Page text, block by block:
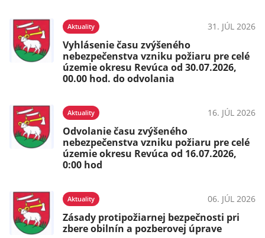
Aktuality 31. JÚL 2026
Vyhlásenie času zvýšeného
nebezpečenstva vzniku požiaru pre celé
územie okresu Revúca od 30.07.2026,
00.00 hod. do odvolania
Aktuality 16. JÚL 2026
Odvolanie času zvýšeného
nebezpečenstva vzniku požiaru pre celé
územie okresu Revúca od 16.07.2026,
0:00 hod
Aktuality 06. JÚL 2026
Zásady protipožiarnej bezpečnosti pri
zbere obilnín a pozberovej úprave